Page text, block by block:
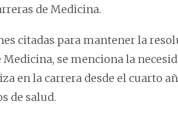
de Medicina.
citadas para mantener la
Medicina, se menciona la
en la carrera desde el cuarto
de salud.